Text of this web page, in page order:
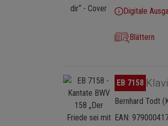
Digitale
Blättern
Bildergalerie überspringen
EB 7158
Bernhard Todt
EAN: